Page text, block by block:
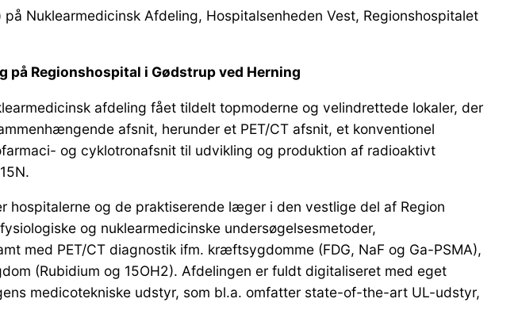
Nuklearmedicinsk Afdeling, Hospitalsenheden Vest, Regionshospitalet
Regionshospital i Gødstrup ved Herning
afdeling fået tildelt topmoderne og velindrettede lokaler, der
afsnit, herunder et PET/CT afsnit, et konventionel
og cyklotronafsnit til udvikling og produktion af radioaktivt
og de praktiserende læger i den vestlige del af Region
og nuklearmedicinske undersøgelsesmetoder,
med PET/CT diagnostik ifm. kræftsygdomme (FDG, NaF og Ga-PSMA),
(Rubidium og 15OH2). Afdelingen er fuldt digitaliseret med eget
medicotekniske udstyr, som bl.a. omfatter state-of-the-art UL-udstyr,